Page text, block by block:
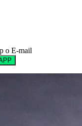
o E-mail